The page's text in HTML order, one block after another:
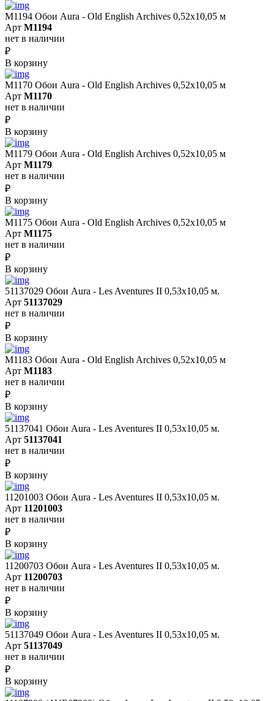
M1194 Обои Aura - Old English Archives 0,52x10,05 м
Арт M1194
нет в наличии
₽
В корзину
M1170 Обои Aura - Old English Archives 0,52x10,05 м
Арт M1170
нет в наличии
₽
В корзину
M1179 Обои Aura - Old English Archives 0,52x10,05 м
Арт M1179
нет в наличии
₽
В корзину
M1175 Обои Aura - Old English Archives 0,52x10,05 м
Арт M1175
нет в наличии
₽
В корзину
51137029 Обои Aura - Les Aventures II 0,53х10,05 м.
Арт 51137029
нет в наличии
₽
В корзину
M1183 Обои Aura - Old English Archives 0,52x10,05 м
Арт M1183
нет в наличии
₽
В корзину
51137041 Обои Aura - Les Aventures II 0,53х10,05 м.
Арт 51137041
нет в наличии
₽
В корзину
11201003 Обои Aura - Les Aventures II 0,53х10,05 м.
Арт 11201003
нет в наличии
₽
В корзину
11200703 Обои Aura - Les Aventures II 0,53х10,05 м.
Арт 11200703
нет в наличии
₽
В корзину
51137049 Обои Aura - Les Aventures II 0,53х10,05 м.
Арт 51137049
нет в наличии
₽
В корзину